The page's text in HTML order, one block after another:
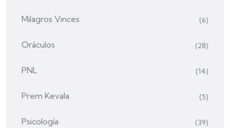
Milagros Vinces (6)
Oráculos (28)
PNL (14)
Prem Kevala (5)
Psicología (39)